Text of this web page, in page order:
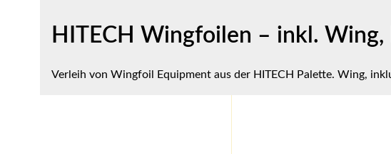
HITECH Wingfoilen – inkl. Wing,
Verleih von Wingfoil Equipment aus der HITECH Palette. Wing,